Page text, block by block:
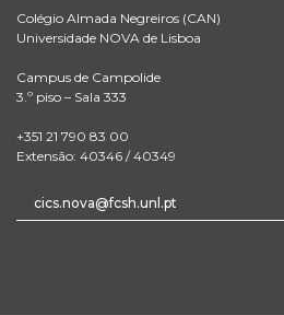
Colégio Almada Negreiros (CAN)
Universidade NOVA de Lisboa
Campus de Campolide
3.º piso – Sala 333
+351 21 790 83 00
Extensão: 40346 / 40349
cics.nova@fcsh.unl.pt